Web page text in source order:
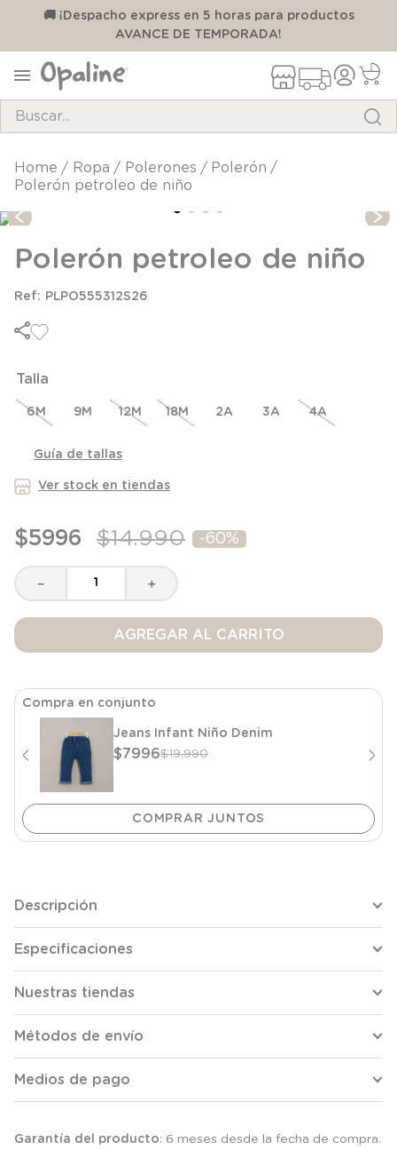
🚚 ¡Despacho express en 5 horas para productos
AVANCE DE TEMPORADA!
ropa polerones
polerón
Polerón petroleo de niño
Polerón petroleo de niño
PLPO555312S26
Talla
6M 9M 12M 18M 2A 3A 4A
Guía de tallas
Ver stock en tiendas
$5996 $14.990 -60%
＋
－
AGREGAR AL CARRITO
Compra en conjunto
Jeans Infant Niño Denim
$7996$19.990
Descripción
Especificaciones
Nuestras tiendas
Métodos de envío
Medios de pago
Garantía del producto: 6 meses desde la fecha de compra.
TÉRMINOS MÁS BUSCADOS
pijama
3.
zapatillas
4.
body
5.
7.
8.
saco dormir
saco
zapatillas niño